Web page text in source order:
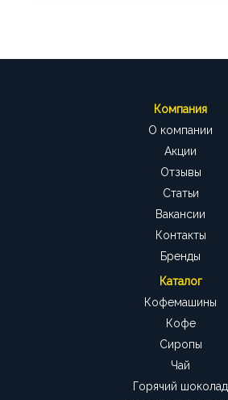
Компания
О компании
Акции
Отзывы
Статьи
Вакансии
Контакты
Бренды
Каталог
Кофемашины
Кофе
Сиропы
Чай
Горячий шоколад